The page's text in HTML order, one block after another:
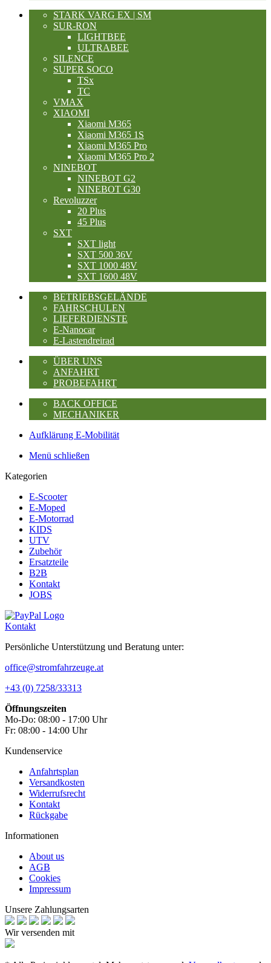
STARK VARG EX | SM
SUR-RON
LIGHTBEE
ULTRABEE
SILENCE
SUPER SOCO
TSx
TC
VMAX
XIAOMI
Xiaomi M365
Xiaomi M365 1S
Xiaomi M365 Pro
Xiaomi M365 Pro 2
NINEBOT
NINEBOT G2
NINEBOT G30
Revoluzzer
20 Plus
45 Plus
SXT
SXT light
SXT 500 36V
SXT 1000 48V
SXT 1600 48V
BETRIEBSGELÄNDE
FAHRSCHULEN
LIEFERDIENSTE
E-Nanocar
E-Lastendreirad
ÜBER UNS
ANFAHRT
PROBEFAHRT
BACK OFFICE
MECHANIKER
Aufklärung E-Mobilität
Menü schließen
Kategorien
E-Scooter
E-Moped
E-Motorrad
KIDS
UTV
Zubehör
Ersatzteile
B2B
Kontakt
JOBS
Kontakt
Persönliche Unterstützung und Beratung unter:
office@stromfahrzeuge.at
+43 (0) 7258/33313
Öffnungszeiten
Mo-Do: 08:00 - 17:00 Uhr
Fr: 08:00 - 14:00 Uhr
Kundenservice
Anfahrtsplan
Versandkosten
Widerrufsrecht
Kontakt
Rückgabe
Informationen
About us
AGB
Cookies
Impressum
Unsere Zahlungsarten
Wir versenden mit